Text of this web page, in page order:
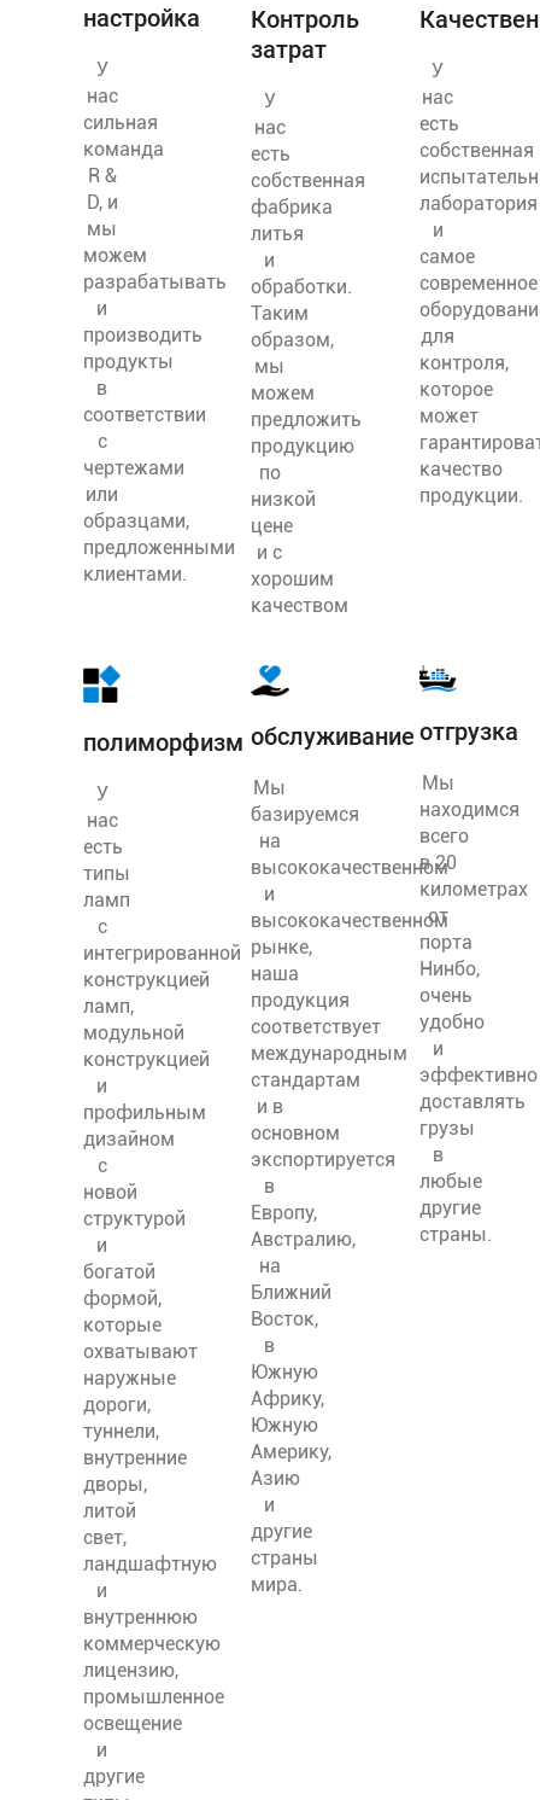
настройка
У
нас
сильная
команда
R &
D, и
мы
можем
разрабатывать
и
производить
продукты
в
соответствии
с
чертежами
или
образцами,
предложенными
клиентами.
Контроль
затрат
У
нас
есть
собственная
фабрика
литья
и
обработки.
Таким
образом,
мы
можем
предложить
продукцию
по
низкой
цене
и с
хорошим
качеством
У
нас
есть
собственная
лаборатория
и
самое
современное
для
контроля,
которое
может
качество
продукции.
полиморфизм
У
нас
есть
типы
ламп
с
интегрированной
конструкцией
ламп,
модульной
конструкцией
и
профильным
дизайном
с
новой
структурой
и
богатой
формой,
которые
охватывают
наружные
дороги,
туннели,
внутренние
дворы,
литой
свет,
ландшафтную
и
внутреннюю
коммерческую
лицензию,
промышленное
освещение
и
другие
обслуживание
Мы
базируемся
на
высококачественном
и
высококачественном
рынке,
наша
продукция
соответствует
международным
стандартам
и в
основном
экспортируется
в
Европу,
Австралию,
на
Ближний
Восток,
в
Южную
Африку,
Южную
Америку,
Азию
и
другие
страны
мира.
отгрузка
Мы
находимся
всего
в 20
километрах
от
порта
Нинбо,
очень
удобно
и
эффективно
доставлять
грузы
в
любые
другие
страны.